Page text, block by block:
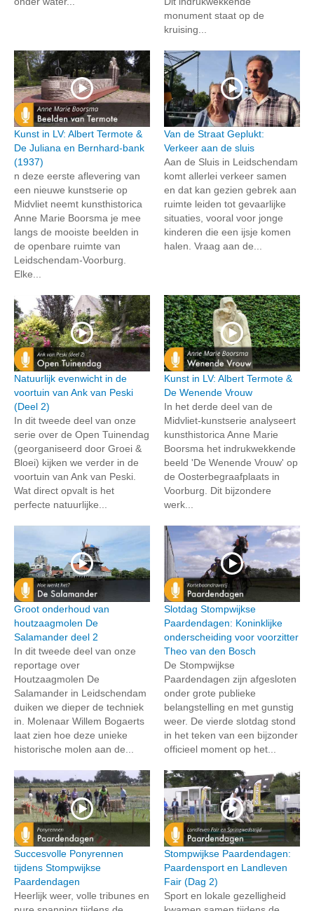
monument staat op de
kruising...
Kunst in LV: Albert Termote &
De Juliana en Bernhard-bank
(1937)
n deze eerste aflevering van
een nieuwe kunstserie op
Midvliet neemt kunsthistorica
Anne Marie Boorsma je mee
langs de mooiste beelden in
de openbare ruimte van
Leidschendam-Voorburg.
Elke...
Van de Straat Geplukt:
Verkeer aan de sluis
Aan de Sluis in Leidschendam
komt allerlei verkeer samen
en dat kan gezien gebrek aan
ruimte leiden tot gevaarlijke
situaties, vooral voor jonge
kinderen die een ijsje komen
halen. Vraag aan de...
Natuurlijk evenwicht in de
voortuin van Ank van Peski
(Deel 2)
In dit tweede deel van onze
serie over de Open Tuinendag
(georganiseerd door Groei &
Bloei) kijken we verder in de
voortuin van Ank van Peski.
Wat direct opvalt is het
perfecte natuurlijke...
Kunst in LV: Albert Termote &
De Wenende Vrouw
In het derde deel van de
Midvliet-kunstserie analyseert
kunsthistorica Anne Marie
Boorsma het indrukwekkende
beeld 'De Wenende Vrouw' op
de Oosterbegraafplaats in
Voorburg. Dit bijzondere
werk...
Groot onderhoud van
houtzaagmolen De
Salamander deel 2
In dit tweede deel van onze
reportage over
Houtzaagmolen De
Salamander in Leidschendam
duiken we dieper de techniek
in. Molenaar Willem Bogaerts
laat zien hoe deze unieke
historische molen aan de...
Slotdag Stompwijkse
Paardendagen: Koninklijke
onderscheiding voor voorzitter
Theo van den Bosch
De Stompwijkse
Paardendagen zijn afgesloten
onder grote publieke
belangstelling en met gunstig
weer. De vierde slotdag stond
in het teken van een bijzonder
officieel moment op het...
Succesvolle Ponyrennen
tijdens Stompwijkse
Paardendagen
Heerlijk weer, volle tribunes en
Stompwijkse Paardendagen:
Paardensport en Landleven
Fair (Dag 2)
Sport en lokale gezelligheid